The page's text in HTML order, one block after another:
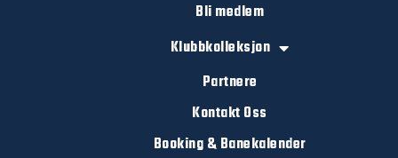
Bli medlem
Klubbkolleksjon
Partnere
Kontakt Oss
Booking & Banekalender